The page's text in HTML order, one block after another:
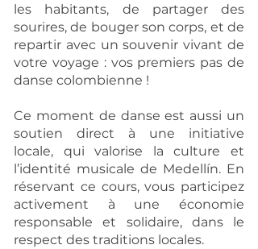
les habitants, de partager des
sourires, de bouger son corps, et de
repartir avec un souvenir vivant de
votre voyage : vos premiers pas de
danse colombienne !
Ce moment de danse est aussi un
soutien direct à une initiative
locale, qui valorise la culture et
l’identité musicale de Medellín. En
réservant ce cours, vous participez
activement à une économie
responsable et solidaire, dans le
respect des traditions locales.